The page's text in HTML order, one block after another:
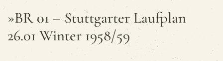
–
Stutt­
gar­
»BR 01 – Stutt­gar­ter Lauf­plan
26.01 Win­ter 1958/59